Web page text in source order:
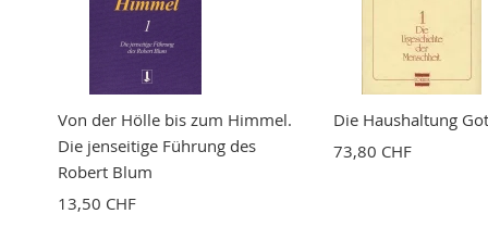
BEWERTUNG ABSCHICKEN
Von der Hölle bis zum Himmel.
Die jenseitige Führung des
Robert Blum
13,50 CHF
Die Haushaltung
73,80 CHF